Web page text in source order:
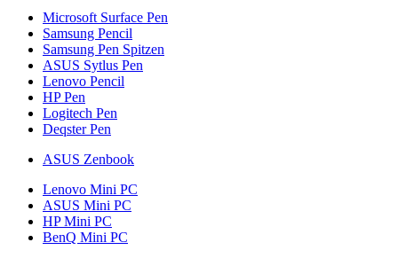
Microsoft Surface Pen
Samsung Pencil
Samsung Pen Spitzen
ASUS Sytlus Pen
Lenovo Pencil
HP Pen
Logitech Pen
Deqster Pen
ASUS Zenbook
Lenovo Mini PC
ASUS Mini PC
HP Mini PC
BenQ Mini PC